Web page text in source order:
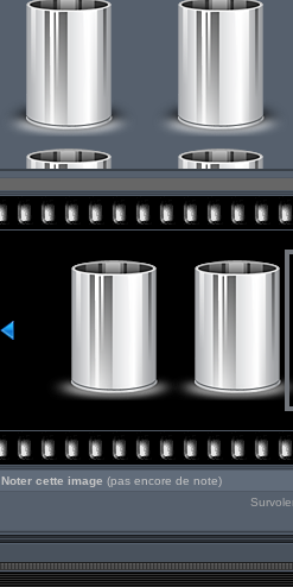
Noter cette image (pas encore de note)